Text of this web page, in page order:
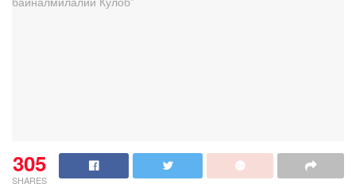
305
SHARES